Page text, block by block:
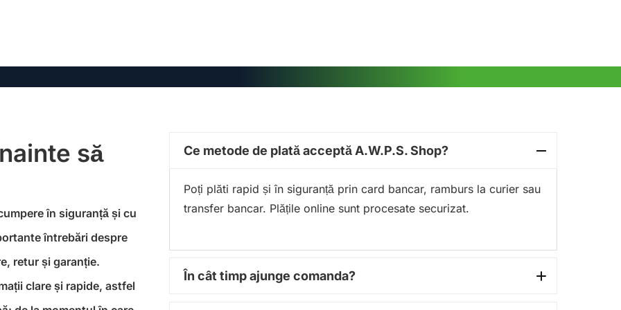
să
în siguranță și cu
întrebări despre
retur și garanție.
clare și rapide, astfel
Ce metode de plată acceptă A.W.P.S. Shop?
Poți plăti rapid și în siguranță prin card bancar, ramburs la curier sau
transfer bancar. Plățile online sunt procesate securizat.
În cât timp ajunge comanda?